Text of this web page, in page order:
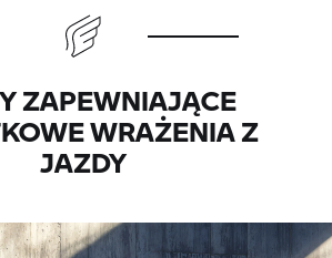
ZAPEWNIAJĄCE
WRAŻENIA Z
JAZDY